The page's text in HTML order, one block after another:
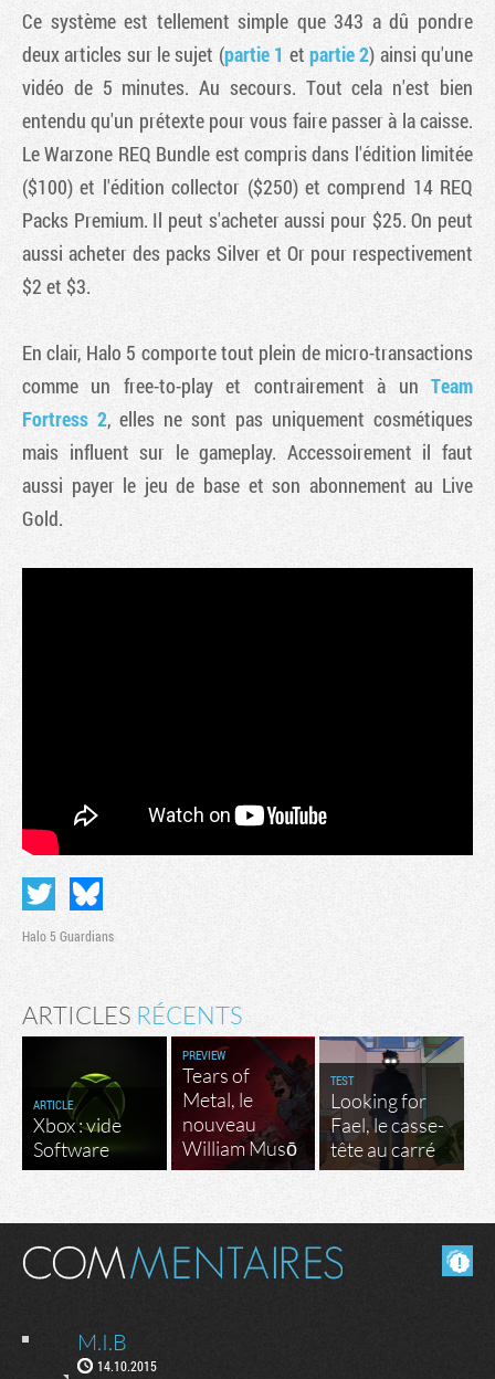
Ce système est tellement simple que 343 a dû pondre
deux articles sur le sujet (partie 1 et partie 2) ainsi qu'une
vidéo de 5 minutes. Au secours. Tout cela n'est bien
entendu qu'un prétexte pour vous faire passer à la caisse.
Le Warzone REQ Bundle est compris dans l'édition limitée
($100) et l'édition collector ($250) et comprend 14 REQ
Packs Premium. Il peut s'acheter aussi pour $25. On peut
aussi acheter des packs Silver et Or pour respectivement
$2 et $3.
En clair, Halo 5 comporte tout plein de micro-transactions
comme un free-to-play et contrairement à un Team
Fortress 2, elles ne sont pas uniquement cosmétiques
mais influent sur le gameplay. Accessoirement il faut
aussi payer le jeu de base et son abonnement au Live
Gold.
Halo 5 Guardians
ARTICLES RÉCENTS
ARTICLE
Xbox : vide
Software
PREVIEW
Tears of
Metal, le
nouveau
William Musō
TEST
Looking for
Fael, le casse-
tête au carré
Masquer les commentaires lus.
M.I.B
14.10.2015